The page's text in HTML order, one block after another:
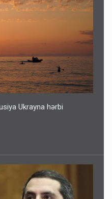
Ukrayna hərbi